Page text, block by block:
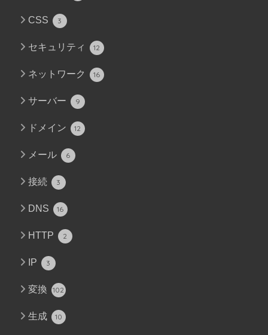
CSS 3
セキュリティ 12
ネットワーク 16
サーバー 9
ドメイン 12
メール 6
接続 3
DNS 16
HTTP 2
IP 3
変換 102
生成 10